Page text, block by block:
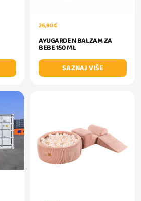
26,90 €
AYUGARDEN BALZAM ZA
BEBE 150 ML
SAZNAJ VIŠE